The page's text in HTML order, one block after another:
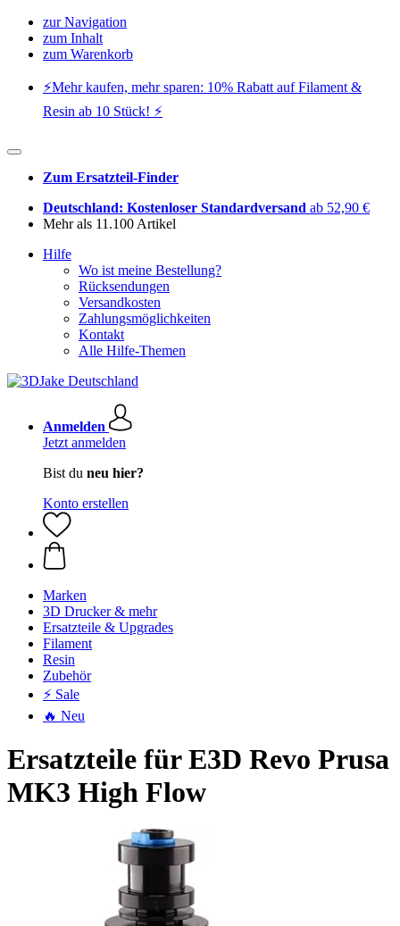
zur Navigation
zum Inhalt
zum Warenkorb
⚡️Mehr kaufen, mehr sparen: 10% Rabatt auf Filament &
Resin ab 10 Stück! ⚡️
Zum Ersatzteil-Finder
Deutschland: Kostenloser Standardversand ab 52,90 €
Mehr als 11.100 Artikel
Hilfe
Wo ist meine Bestellung?
Rücksendungen
Versandkosten
Zahlungsmöglichkeiten
Kontakt
Alle Hilfe-Themen
Anmelden
Jetzt anmelden
Bist du neu hier?
Konto erstellen
Marken
3D Drucker & mehr
Ersatzteile & Upgrades
Filament
Resin
Zubehör
⚡ Sale
🔥 Neu
Ersatzteile für E3D Revo Prusa
MK3 High Flow